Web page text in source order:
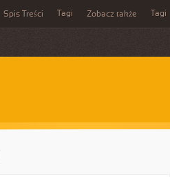
Spis Treści Tagi Zobacz także Tagi